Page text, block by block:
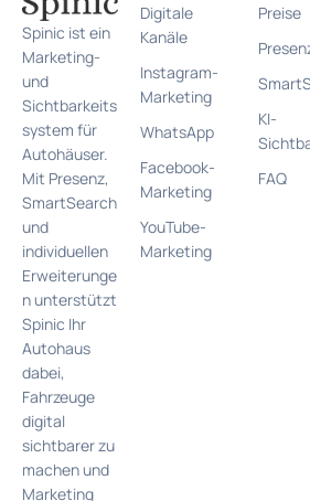
Spinic ist ein
Marketing-
und
Sichtbarkeits
system für
Autohäuser.
Mit Presenz,
SmartSearch
und
individuellen
Erweiterunge
n unterstützt
Spinic Ihr
Autohaus
dabei,
Fahrzeuge
digital
sichtbarer zu
machen und
Marketing
Digitale
Kanäle
Instagram-
Marketing
WhatsApp
Facebook-
Marketing
YouTube-
Marketing
Preise
KI-
FAQ